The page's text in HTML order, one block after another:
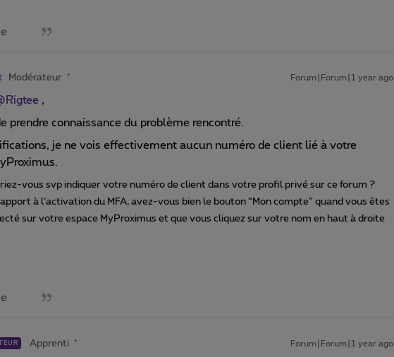
Modérateur Forum|Forum|1 year ago
,
prendre connaissance du problème rencontré.
je ne vois effectivement aucun numéro de client lié à votre
vous svp indiquer votre numéro de client dans votre profil privé sur ce forum ?
à l’activation du MFA, avez-vous bien le bouton “Mon compte” quand vous êtes
sur votre espace MyProximus et que vous cliquez sur votre nom en haut à droite
Apprenti Forum|Forum|1 year ago